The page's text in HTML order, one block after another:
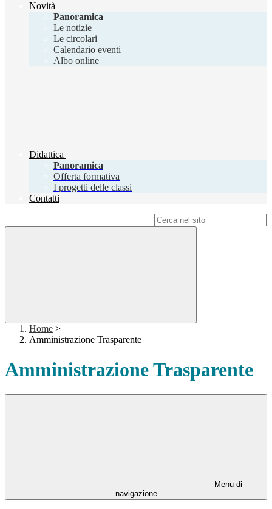
Novità
Panoramica
Le notizie
Le circolari
Calendario eventi
Albo online
Didattica
Panoramica
Offerta formativa
I progetti delle classi
Contatti
Home >
Amministrazione Trasparente
Amministrazione Trasparente
Menu di
navigazione